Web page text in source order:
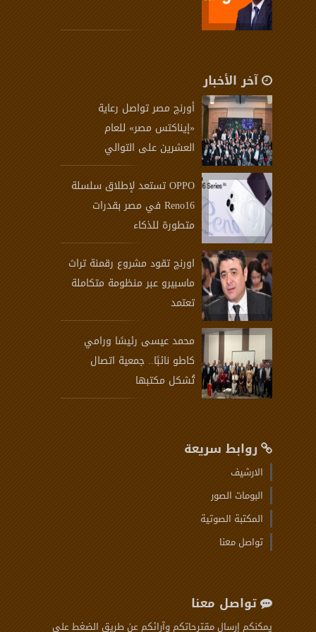
آخر الأخبار
أورنچ مصر تواصل رعاية
«إيناكتس مصر» للعام
العشرين على التوالي
OPPO تستعد لإطلاق سلسلة
Reno16 في مصر بقدرات
متطورة للذكاء
اورنچ تقود مشروع رقمنة تراث
ماسبيرو عبر منظومة متكاملة
تعتمد
محمد عيسى رئيسًا ورامي
كاطو نائبًا.. جمعية اتصال
تُشكل مكتبها
روابط سريعة
الارشيف
البومات الصور
المكتبة الصوتية
تواصل معنا
تواصل معنا
يمكنكم إرسال مقترحاتكم وآرائكم عن طريق الضغط على